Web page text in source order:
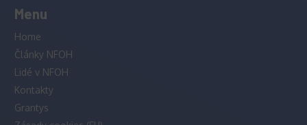
Menu
Home
Články NFOH
Lidé v NFOH
Kontakty
Grantys